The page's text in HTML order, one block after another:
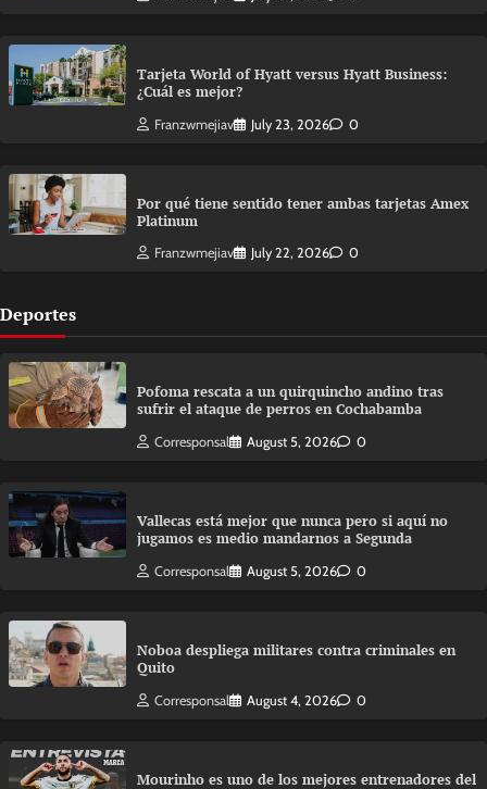
Tarjeta World of Hyatt versus Hyatt Business:
¿Cuál es mejor?
Franzwmejiav July 23, 2026 0
Por qué tiene sentido tener ambas tarjetas Amex
Platinum
Franzwmejiav July 22, 2026 0
Deportes
Pofoma rescata a un quirquincho andino tras
sufrir el ataque de perros en Cochabamba
Corresponsal August 5, 2026 0
Vallecas está mejor que nunca pero si aquí no
jugamos es medio mandarnos a Segunda
Corresponsal August 5, 2026 0
Noboa despliega militares contra criminales en
Quito
Corresponsal August 4, 2026 0
Mourinho es uno de los mejores entrenadores del